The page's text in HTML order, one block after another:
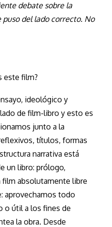
debate sobre la
del lado correcto. No
este film?
ideológico y
de film-libro y esto es
junto a la
títulos, formas
narrativa está
un libro: prólogo,
film absolutamente libre
aprovechamos todo
o útil a los fines de
la obra. Desde